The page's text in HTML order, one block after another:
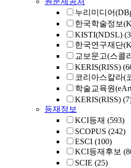
누리미디어
한국학술정보
KISTI(NDSL)
한국연구재단
교보문고(스콜
KERIS(RISS)
코리아스칼라(
학술교육원
KERIS(RISS)
등재정보
KCI등재 (593)
SCOPUS (242)
ESCI (100)
KCI등재후보
SCIE (25)